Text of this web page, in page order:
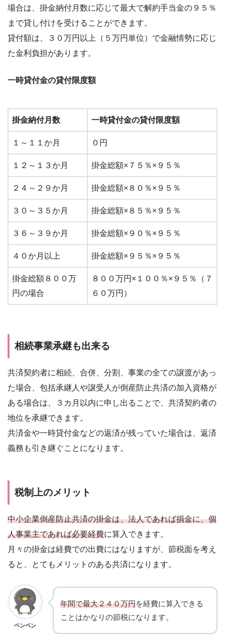
場合は、掛金納付月数に応じて最大で解約手当金の９５％
まで貸し付けを受けることができます。
貸付額は、３０万円以上（５万円単位）で金融情勢に応じ
た金利負担があります。
一時貸付金の貸付限度額
掛金納付月数 一時貸付金の貸付限度額
１～１１か月 ０円
１２～１３か月 掛金総額×７５％×９５％
２４～２９か月 掛金総額×８０％×９５％
３０～３５か月 掛金総額×８５％×９５％
３６～３９か月 掛金総額×９０％×９５％
４０か月以上 掛金総額×９５％×９５％
掛金総額８００万
円の場合
８００万円×１００％×９５％（７
６０万円）
相続事業承継も出来る
共済契約者に相続、合併、分割、事業の全ての譲渡があっ
た場合、包括承継人や譲受人が倒産防止共済の加入資格が
ある場合は、３カ月以内に申し出ることで、共済契約者の
地位を承継できます。
共済金や一時貸付金などの返済が残っていた場合は、返済
義務も引き継ぐことになります。
税制上のメリット
中小企業倒産防止共済の掛金は、法人であれば損金に、個
人事業主であれば必要経費に算入できます。
月々の掛金は経費での出費にはなりますが、節税面を考え
ると、とてもメリットのある共済になります。
ペンペン
年間で最大２４０万円を経費に算入できる
ことはかなりの節税になります。